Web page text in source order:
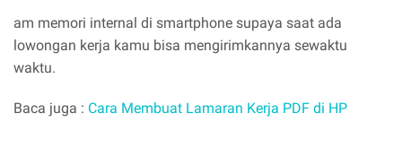
am memori internal di smartphone supaya saat ada
lowongan kerja kamu bisa mengirimkannya sewaktu
waktu.
Baca juga : Cara Membuat Lamaran Kerja PDF di HP